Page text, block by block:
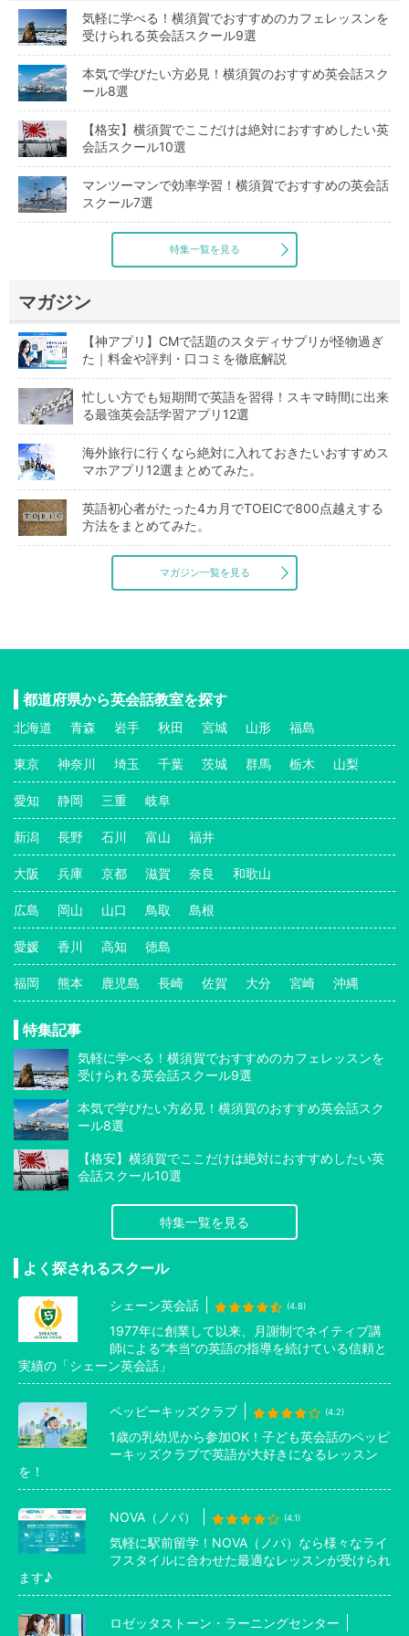
気軽に学べる！横須賀でおすすめのカフェレッスンを
受けられる英会話スクール9選
本気で学びたい方必見！横須賀のおすすめ英会話スク
ール8選
【格安】横須賀でここだけは絶対におすすめしたい英
会話スクール10選
マンツーマンで効率学習！横須賀でおすすめの英会話
スクール7選
特集一覧を見る
マガジン
【神アプリ】CMで話題のスタディサプリが怪物過ぎ
た｜料金や評判・口コミを徹底解説
忙しい方でも短期間で英語を習得！スキマ時間に出来
る最強英会話学習アプリ12選
海外旅行に行くなら絶対に入れておきたいおすすめス
マホアプリ12選まとめてみた。
英語初心者がたった4カ月でTOEICで800点越えする
方法をまとめてみた。
マガジン一覧を見る
都道府県から英会話教室を探す
北海道 青森 岩手 秋田 宮城 山形 福島
東京 神奈川 埼玉 千葉 茨城 群馬 栃木 山梨
愛知 静岡 三重 岐阜
新潟 長野 石川 富山 福井
大阪 兵庫 京都 滋賀 奈良 和歌山
広島 岡山 山口 鳥取 島根
愛媛 香川 高知 徳島
福岡 熊本 鹿児島 長崎 佐賀 大分 宮崎 沖縄
特集記事
気軽に学べる！横須賀でおすすめのカフェレッスンを
受けられる英会話スクール9選
本気で学びたい方必見！横須賀のおすすめ英会話スク
ール8選
【格安】横須賀でここだけは絶対におすすめしたい英
会話スクール10選
特集一覧を見る
よく探されるスクール
シェーン英会話 (4.8)
1977年に創業して以来、月謝制でネイティブ講
師による”本当”の英語の指導を続けている信頼と
実績の「シェーン英会話」
ペッピーキッズクラブ (4.2)
1歳の乳幼児から参加OK！子ども英会話のペッピ
ーキッズクラブで英語が大好きになるレッスン
を！
NOVA（ノバ） (4.1)
気軽に駅前留学！NOVA（ノバ）なら様々なライ
フスタイルに合わせた最適なレッスンが受けられ
ます♪
ロゼッタストーン・ラーニングセンター